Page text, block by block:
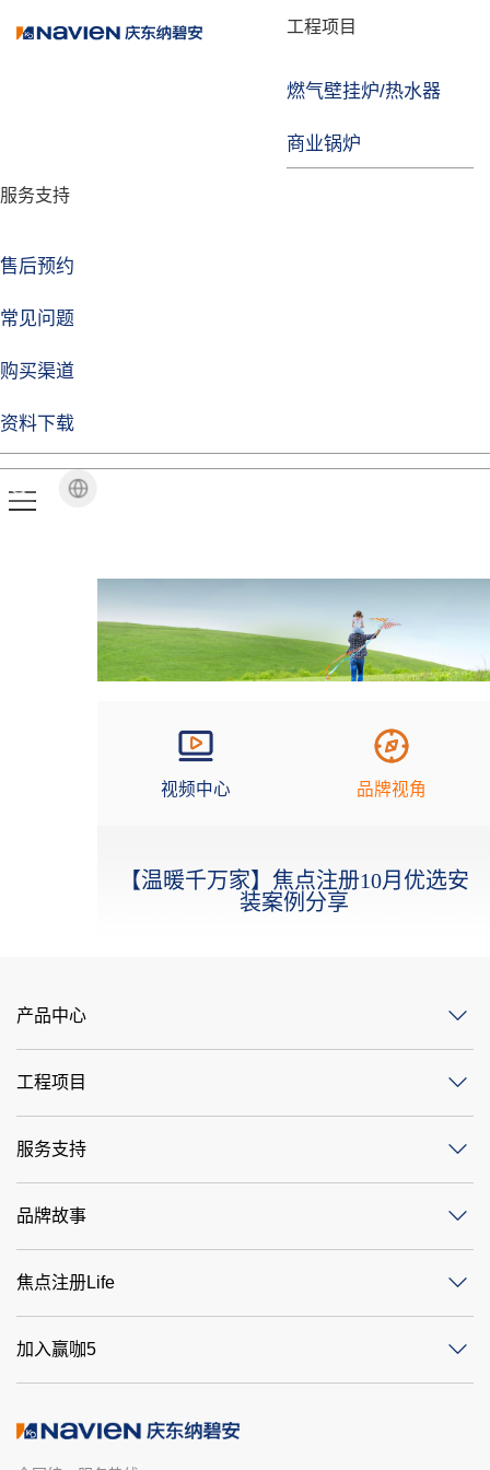
工程项目
燃气壁挂炉/热水器
商业锅炉
服务支持
售后预约
常见问题
购买渠道
资料下载
品牌故事
技术实力
企业动态
焦点注册Life
品牌视角
视频中心 品牌视角
【温暖千万家】焦点注册10月优选安
装案例分享
产品中心
工程项目
服务支持
品牌故事
焦点注册Life
加入赢咖5